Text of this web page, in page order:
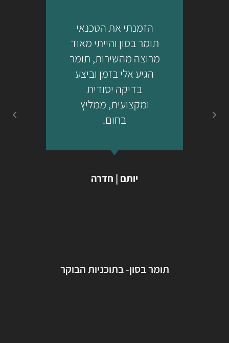
הזמנתי את הטכנאי
תומר בסון והייתי מאוד
מרוצה מהשירות, תומר
הגיע אלי בזמן וביצע
בדיקה יסודית
ומקצועית, ממליץ
בחום.
יותם | חדרה
תומר בסון- בתוכניות הבוקר